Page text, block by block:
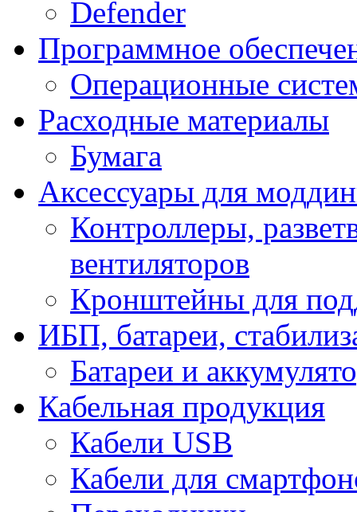
Defender
Программное
Операционные
Расходные материалы
Бумага
Аксессуары для
Контроллеры,
вентиляторов
Кронштейны для
ИБП, батареи,
Батареи и
Кабельная продукция
Кабели USB
Кабели для